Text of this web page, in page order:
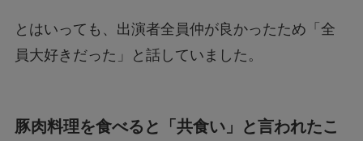
とはいっても、出演者全員仲が良かったため「全
員大好きだった」と話していました。
豚肉料理を食べると「共食い」と言われたこ